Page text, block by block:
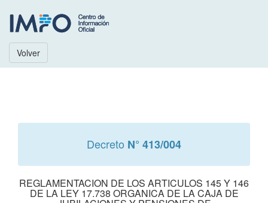
Volver
Decreto N° 413/004
REGLAMENTACION DE LOS ARTICULOS 145 Y 146
DE LA LEY 17.738 ORGANICA DE LA CAJA DE